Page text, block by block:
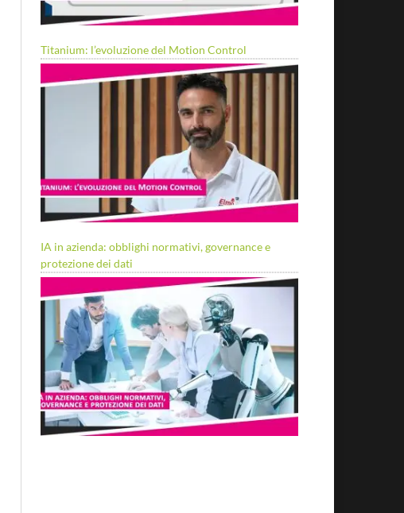
Titanium: l’evoluzione del Motion Control
IA in azienda: obblighi normativi, governance e
protezione dei dati